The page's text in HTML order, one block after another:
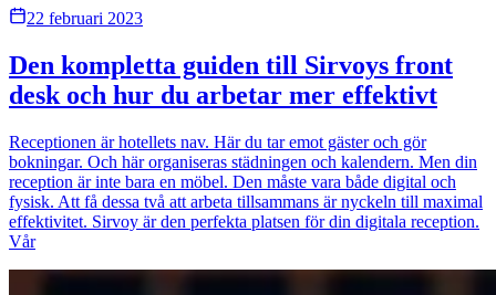
22 februari 2023
Den kompletta guiden till Sirvoys front
desk och hur du arbetar mer effektivt
Receptionen är hotellets nav. Här du tar emot gäster och gör
bokningar. Och här organiseras städningen och kalendern. Men din
reception är inte bara en möbel. Den måste vara både digital och
fysisk. Att få dessa två att arbeta tillsammans är nyckeln till maximal
effektivitet. Sirvoy är den perfekta platsen för din digitala reception.
Vår